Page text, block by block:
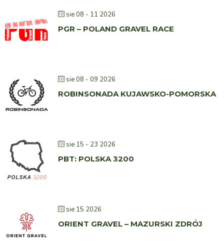
sie 08 - 11 2026
PGR – POLAND GRAVEL RACE
sie 08 - 09 2026
ROBINSONADA KUJAWSKO-POMORSKA
sie 15 - 23 2026
PBT: POLSKA 3200
sie 15 2026
ORIENT GRAVEL – MAZURSKI ZDRÓJ